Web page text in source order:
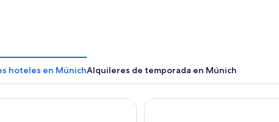
hoteles en MúnichAlquileres de temporada en Múnich
Hotel München NH Collection München Bavaria